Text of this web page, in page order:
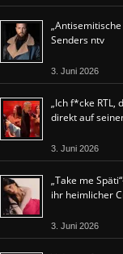
Senders ntv
3. Juni 2026
„Ich f*cke RTL,
direkt auf
3. Juni 2026
„Take me
ihr heimlicher
3. Juni 2026